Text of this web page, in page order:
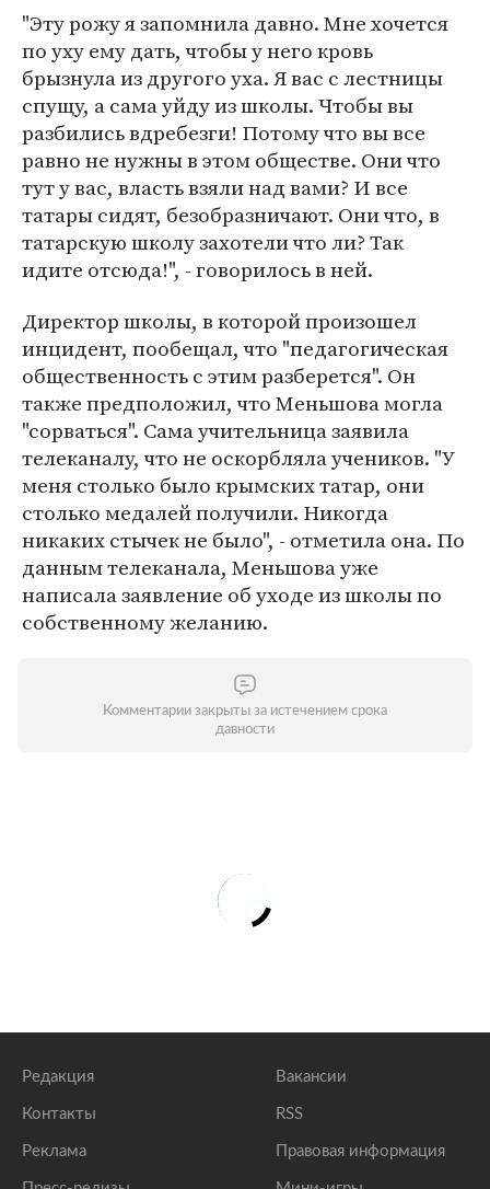
"Эту рожу я запомнила давно. Мне хочется
по уху ему дать, чтобы у него кровь
брызнула из другого уха. Я вас с лестницы
спущу, а сама уйду из школы. Чтобы вы
разбились вдребезги! Потому что вы все
равно не нужны в этом обществе. Они что
тут у вас, власть взяли над вами? И все
татары сидят, безобразничают. Они что, в
татарскую школу захотели что ли? Так
идите отсюда!", - говорилось в ней.
Директор школы, в которой произошел
инцидент, пообещал, что "педагогическая
общественность с этим разберется". Он
также предположил, что Меньшова могла
"сорваться". Сама учительница заявила
телеканалу, что не оскорбляла учеников. "У
меня столько было крымских татар, они
столько медалей получили. Никогда
никаких стычек не было", - отметила она. По
данным телеканала, Меньшова уже
написала заявление об уходе из школы по
собственному желанию.
Комментарии закрыты за истечением срока
давности
Редакция
Контакты
Реклама
Вакансии
RSS
Правовая информация